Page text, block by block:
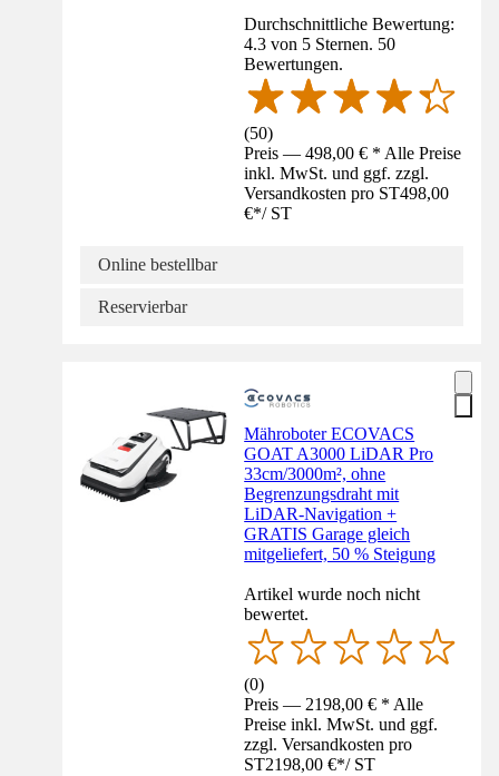
Durchschnittliche Bewertung:
4.3 von 5 Sternen. 50
Bewertungen.
(50)
Preis — 498,00 € * Alle Preise
inkl. MwSt. und ggf. zzgl.
Versandkosten pro ST498,00
€*/ ST
Online bestellbar
Reservierbar
Mähroboter ECOVACS
GOAT A3000 LiDAR Pro
33cm/3000m², ohne
Begrenzungsdraht mit
LiDAR-Navigation +
GRATIS Garage gleich
mitgeliefert, 50 % Steigung
Artikel wurde noch nicht
bewertet.
(0)
Preis — 2198,00 € * Alle
Preise inkl. MwSt. und ggf.
zzgl. Versandkosten pro
ST2198,00 €*/ ST